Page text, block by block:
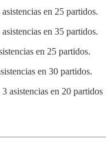
en 25 partidos.
en 35 partidos.
en 25 partidos.
en 30 partidos.
asistencias en 20 partidos